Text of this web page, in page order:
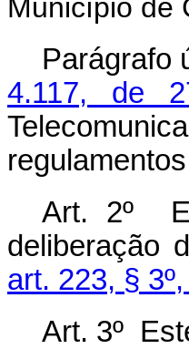
Município de
Parágrafo
4.117, de
Art. 2º
deliberação
art. 223, §
Art. 3º